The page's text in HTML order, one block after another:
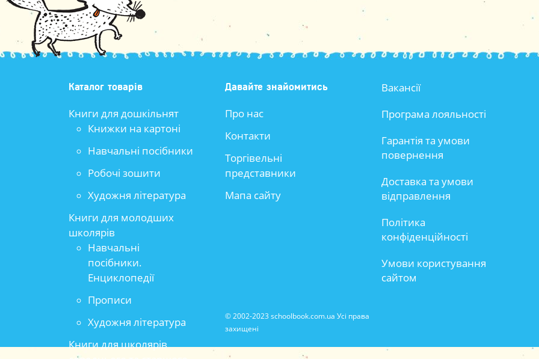
Каталог товарів
Книги для дошкільнят
Книжки на картоні
Навчальні посібники
Робочі зошити
Художня література
Книги для молодших
школярів
Навчальні
посібники.
Енциклопедії
Прописи
Художня література
Книги для школярів
Давайте знайомитись
Про нас
Контакти
Торгівельні
представники
Мапа сайту
Вакансії
Програма лояльності
Гарантія та умови
повернення
Доставка та умови
відправлення
Політика
конфіденційності
Умови користування
сайтом
© 2002-2023 schoolbook.com.ua Усі права
захищені